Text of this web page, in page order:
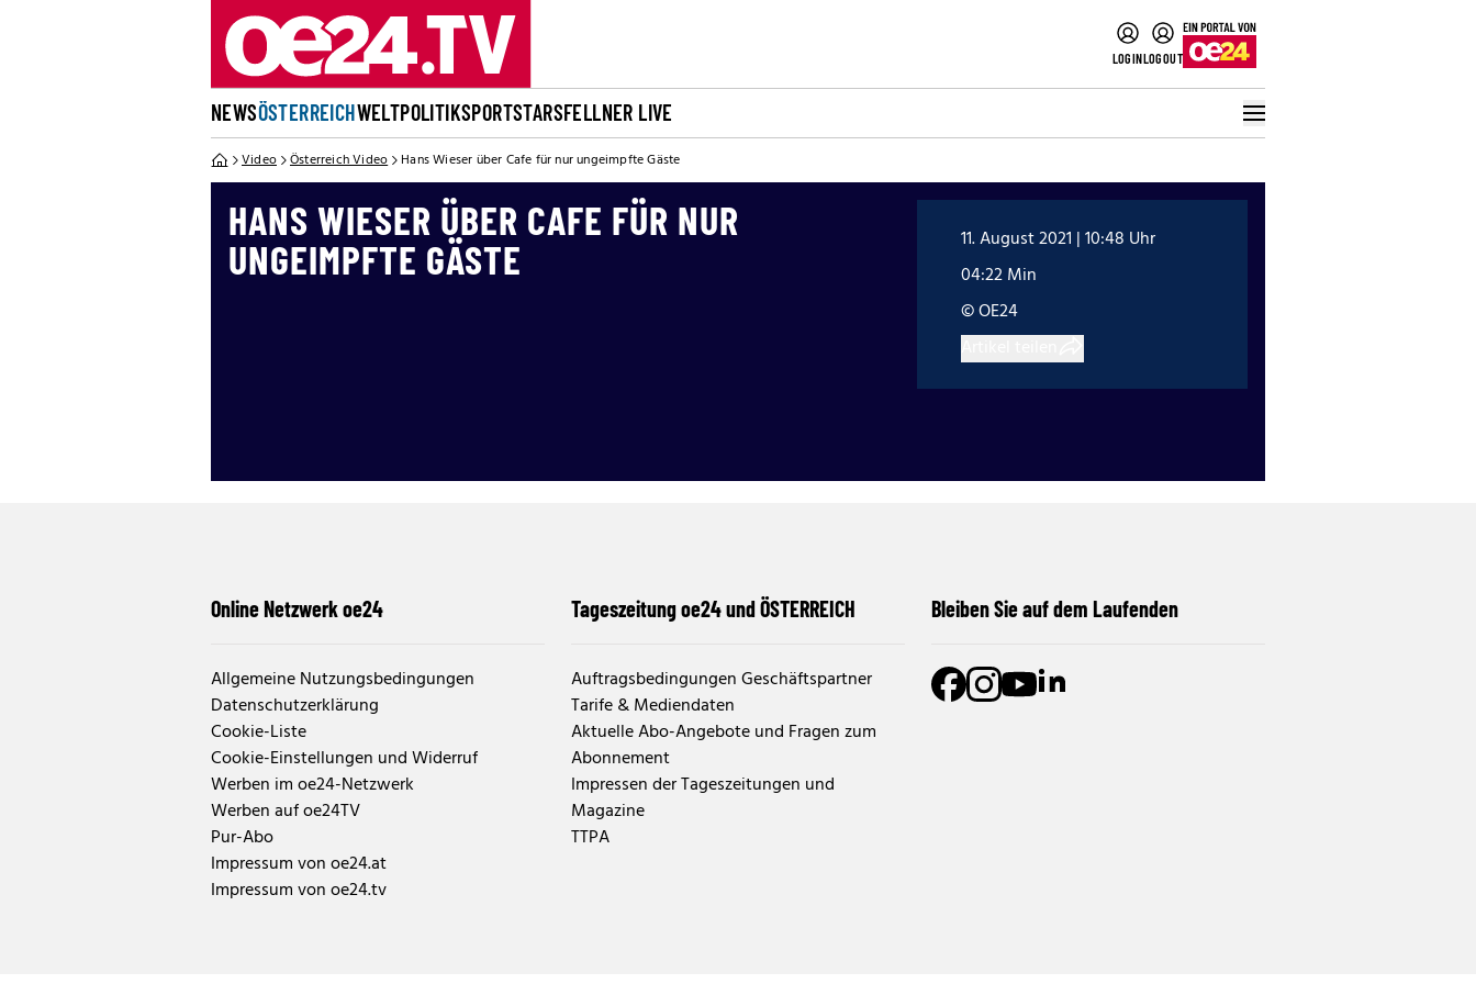
LOGINLOGOUT
NEWSÖSTERREICHWELTPOLITIKSPORTSTARSFELLNER LIVE
Video Österreich Video Hans Wieser über Cafe für nur ungeimpfte Gäste
HANS WIESER ÜBER CAFE FÜR NUR
UNGEIMPFTE GÄSTE
11. August 2021 | 10:48 Uhr
04:22 Min
© OE24
Online Netzwerk oe24
Allgemeine Nutzungsbedingungen
Datenschutzerklärung
Cookie-Liste
Cookie-Einstellungen und Widerruf
Werben im oe24-Netzwerk
Werben auf oe24TV
Pur-Abo
Impressum von oe24.at
Impressum von oe24.tv
Tageszeitung oe24 und ÖSTERREICH
Auftragsbedingungen Geschäftspartner
Tarife & Mediendaten
Aktuelle Abo-Angebote und Fragen zum
Abonnement
Impressen der Tageszeitungen und
Magazine
TTPA
Bleiben Sie auf dem Laufenden